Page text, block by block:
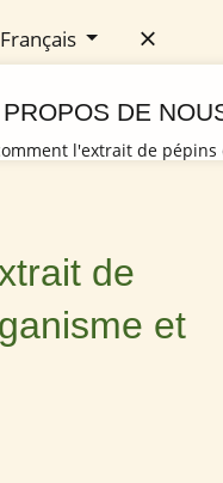
Français
DE
l'extrait de
de
et